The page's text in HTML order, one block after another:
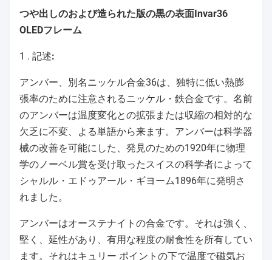
つや出しのおよび造られた版の黒の表面Invar36
OLEDフレーム
1 . 記述:
アンバー、別名ニッケル合金36は、独特に低い熱膨
張率のために注意されるニッケル・鉄合金です。名前
のアンバーは温度変化との拡張または収縮の相対的な
欠乏に不変、よる単語から来ます。アンバーは科学器
械の改善を可能にした、発見のための1920年に物理
学のノーベル賞を受け取ったスイスの科学者によって
シャルル・エドゥアール・ギヨーム1896年に発明さ
れました。
アンバーはオーステナイトの合金です。それは強く、
堅く、延性があり、有用な程度の耐食性を所有してい
ます。それはキュリー ポイントの下で温度で磁気お